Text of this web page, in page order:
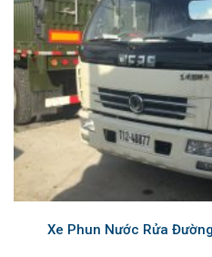
Xe Phun Nước Rửa